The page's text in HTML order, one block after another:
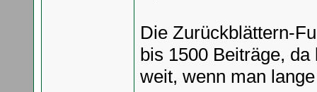
Die Zurückblättern-
bis 1500 Beiträge,
weit, wenn man